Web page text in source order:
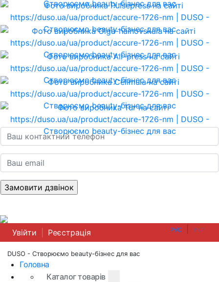
РУС УКР
Увійти Реєстрація
DUSO - Створюємо beauty-бізнес для вас
Головна
Каталог товарів